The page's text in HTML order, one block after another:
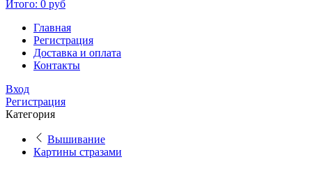
Итого: 0 руб
Главная
Регистрация
Доставка и оплата
Контакты
Вход
Регистрация
Категория
Вышивание
Картины стразами